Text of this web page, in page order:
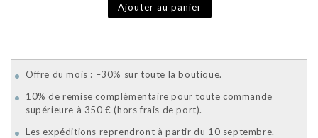
Ajouter au panier
Offre du mois : –30% sur toute la boutique.
10% de remise complémentaire pour toute commande
supérieure à 350 € (hors frais de port).
Les expéditions reprendront à partir du 10 septembre.